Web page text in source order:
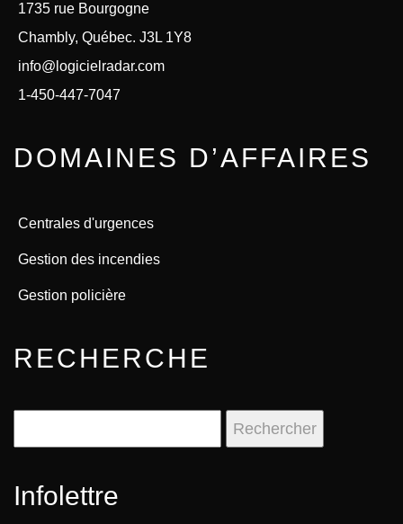
1735 rue Bourgogne
Chambly, Québec. J3L 1Y8
info@logicielradar.com
1-450-447-7047
DOMAINES D’AFFAIRES
Centrales d'urgences
Gestion des incendies
Gestion policière
RECHERCHE
Infolettre